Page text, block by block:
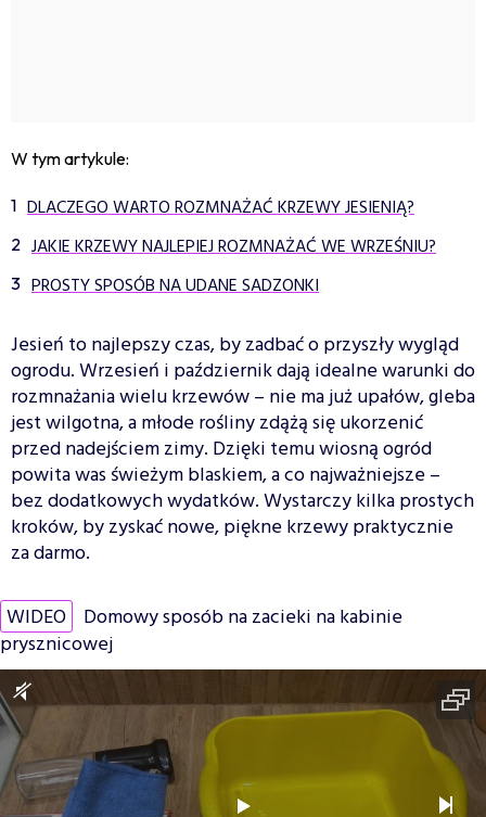
W tym artykule:
DLACZEGO WARTO ROZMNAŻAĆ KRZEWY JESIENIĄ?
JAKIE KRZEWY NAJLEPIEJ ROZMNAŻAĆ WE WRZEŚNIU?
PROSTY SPOSÓB NA UDANE SADZONKI
Jesień to najlepszy czas, by zadbać o przyszły wygląd
ogrodu. Wrzesień i październik dają idealne warunki do
rozmnażania wielu krzewów – nie ma już upałów, gleba
jest wilgotna, a młode rośliny zdążą się ukorzenić
przed nadejściem zimy. Dzięki temu wiosną ogród
powita was świeżym blaskiem, a co najważniejsze –
bez dodatkowych wydatków. Wystarczy kilka prostych
kroków, by zyskać nowe, piękne krzewy praktycznie
za darmo.
WIDEO Domowy sposób na zacieki na kabinie
prysznicowej